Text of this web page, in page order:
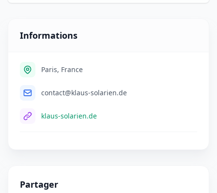
Informations
Paris, France
contact@klaus-solarien.de
klaus-solarien.de
Partager